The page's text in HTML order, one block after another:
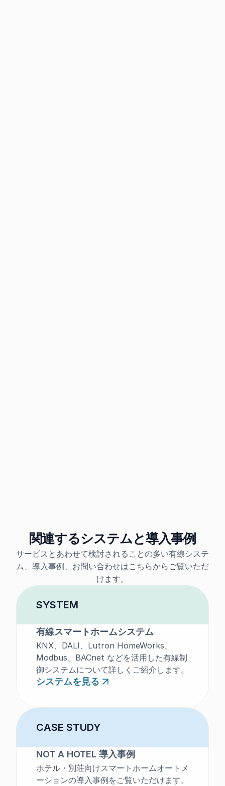
関連するシステムと導入事例
サービスとあわせて検討されることの多い有線システ
ム、導入事例、お問い合わせはこちらからご覧いただ
けます。
SYSTEM
有線スマートホームシステム
KNX、DALI、Lutron HomeWorks、
Modbus、BACnet などを活用した有線制
御システムについて詳しくご紹介します。
システムを見る
CASE STUDY
NOT A HOTEL 導入事例
ホテル・別荘向けスマートホームオートメ
ーションの導入事例をご覧いただけます。